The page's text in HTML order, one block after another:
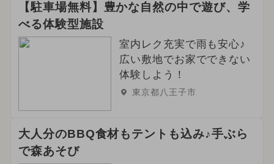
【駐車場無料】豊かな自然の中で遊び、学
べる体験型施設
室内レク充実で雨も安心♪
広い敷地でお家でできない
体験しよう！
東京都八王子市
大人分のBBQ食材もテントも込み♪手ぶら
で森あそび